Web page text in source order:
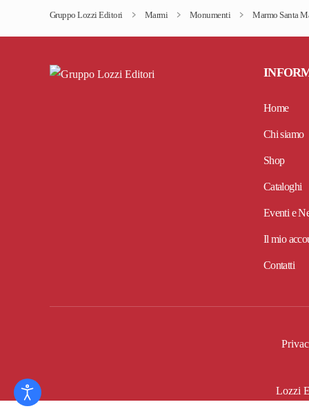
Gruppo Lozzi Editori Marmi Monumenti Marmo Santa
Home
Chi siamo
Shop
Cataloghi
Eventi e
Il mio
Contatti
Lozzi